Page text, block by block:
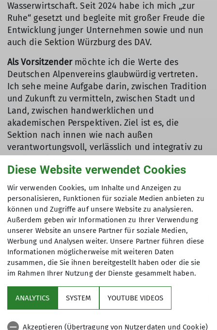
Wasserwirtschaft. Seit 2024 habe ich mich „zur
Ruhe“ gesetzt und begleite mit großer Freude die
Entwicklung junger Unternehmen sowie und nun
auch die Sektion Würzburg des DAV.
Als Vorsitzendermöchte ich die Werte des
Deutschen Alpenvereins glaubwürdig vertreten.
Ich sehe meine Aufgabe darin, zwischen Tradition
und Zukunft zu vermitteln, zwischen Stadt und
Land, zwischen handwerklichen und
akademischen Perspektiven. Ziel ist es, die
Sektion nach innen wie nach außen
verantwortungsvoll, verlässlich und integrativ zu
Mitgliedern und darauf, die weitere Entwicklung
unserer Sektion konstruktiv und nachhaltig zu
gestalten.
Service
Diese Website verwendet Cookies
Wir verwenden Cookies, um Inhalte und Anzeigen zu
personalisieren, Funktionen für soziale Medien anbieten zu
können und Zugriffe auf unsere Website zu analysieren.
Außerdem geben wir Informationen zu Ihrer Verwendung
unserer Website an unsere Partner für soziale Medien,
Werbung und Analysen weiter. Unsere Partner führen diese
Informationen möglicherweise mit weiteren Daten
zusammen, die Sie ihnen bereitgestellt haben oder die sie
im Rahmen Ihrer Nutzung der Dienste gesammelt haben.
ANALYTICS SYSTEM YOUTUBE VIDEOS
Akzeptieren (Übertragung von Nutzerdaten und Cookie)